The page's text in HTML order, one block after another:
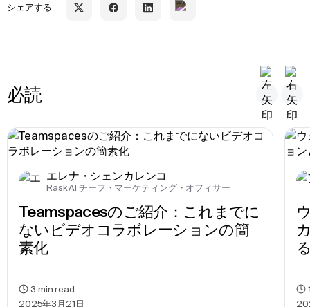
シェアする
必読
エレナ・シェンカレンコ
Rask AI チーフ・マーケティング・オフィサー
Teamspacesのご紹介：これまでに
ないビデオコラボレーションの簡
素化
2025年3月21日
3 min read